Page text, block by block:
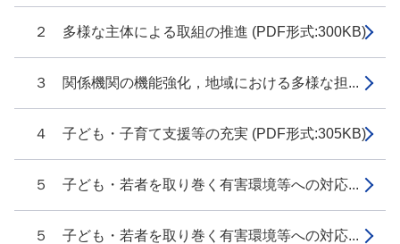
２ 多様な主体による取組の推進 (PDF形式:300KB)
３ 関係機関の機能強化，地域における多様な担...
４ 子ども・子育て支援等の充実 (PDF形式:305KB)
５ 子ども・若者を取り巻く有害環境等への対応...
５ 子ども・若者を取り巻く有害環境等への対応...